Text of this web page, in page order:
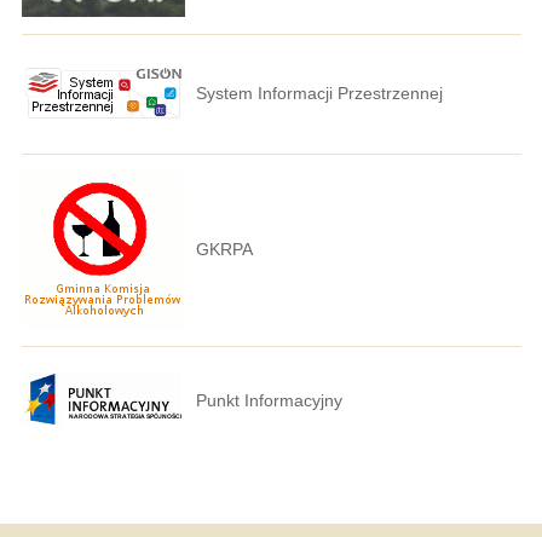
System Informacji Przestrzennej
GKRPA
Punkt Informacyjny